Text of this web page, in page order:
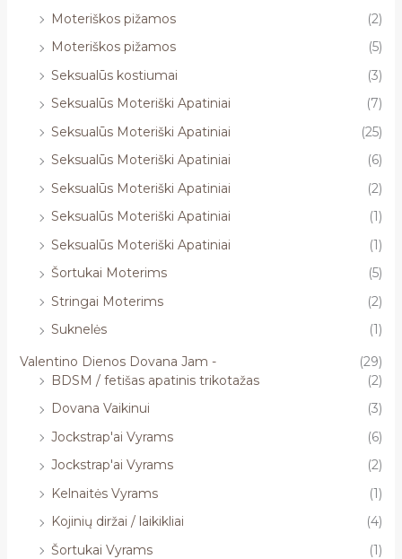
Moteriškos pižamos
(2)
Moteriškos pižamos
(5)
Seksualūs kostiumai
(3)
Seksualūs Moteriški Apatiniai
(7)
Seksualūs Moteriški Apatiniai
(25)
Seksualūs Moteriški Apatiniai
(6)
Seksualūs Moteriški Apatiniai
(2)
Seksualūs Moteriški Apatiniai
(1)
Seksualūs Moteriški Apatiniai
(1)
Šortukai Moterims
(5)
Stringai Moterims
(2)
Suknelės
(1)
Valentino Dienos Dovana Jam -
(29)
BDSM / fetišas apatinis trikotažas
(2)
Dovana Vaikinui
(3)
Jockstrap'ai Vyrams
(6)
Jockstrap'ai Vyrams
(2)
Kelnaitės Vyrams
(1)
Kojinių diržai / laikikliai
(4)
Šortukai Vyrams
(1)